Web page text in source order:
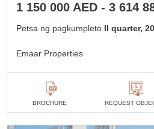
1 150 000 AED - 3 614
Petsa ng pagkumpleto II quarter,
Emaar Properties
BROCHURE REQUEST